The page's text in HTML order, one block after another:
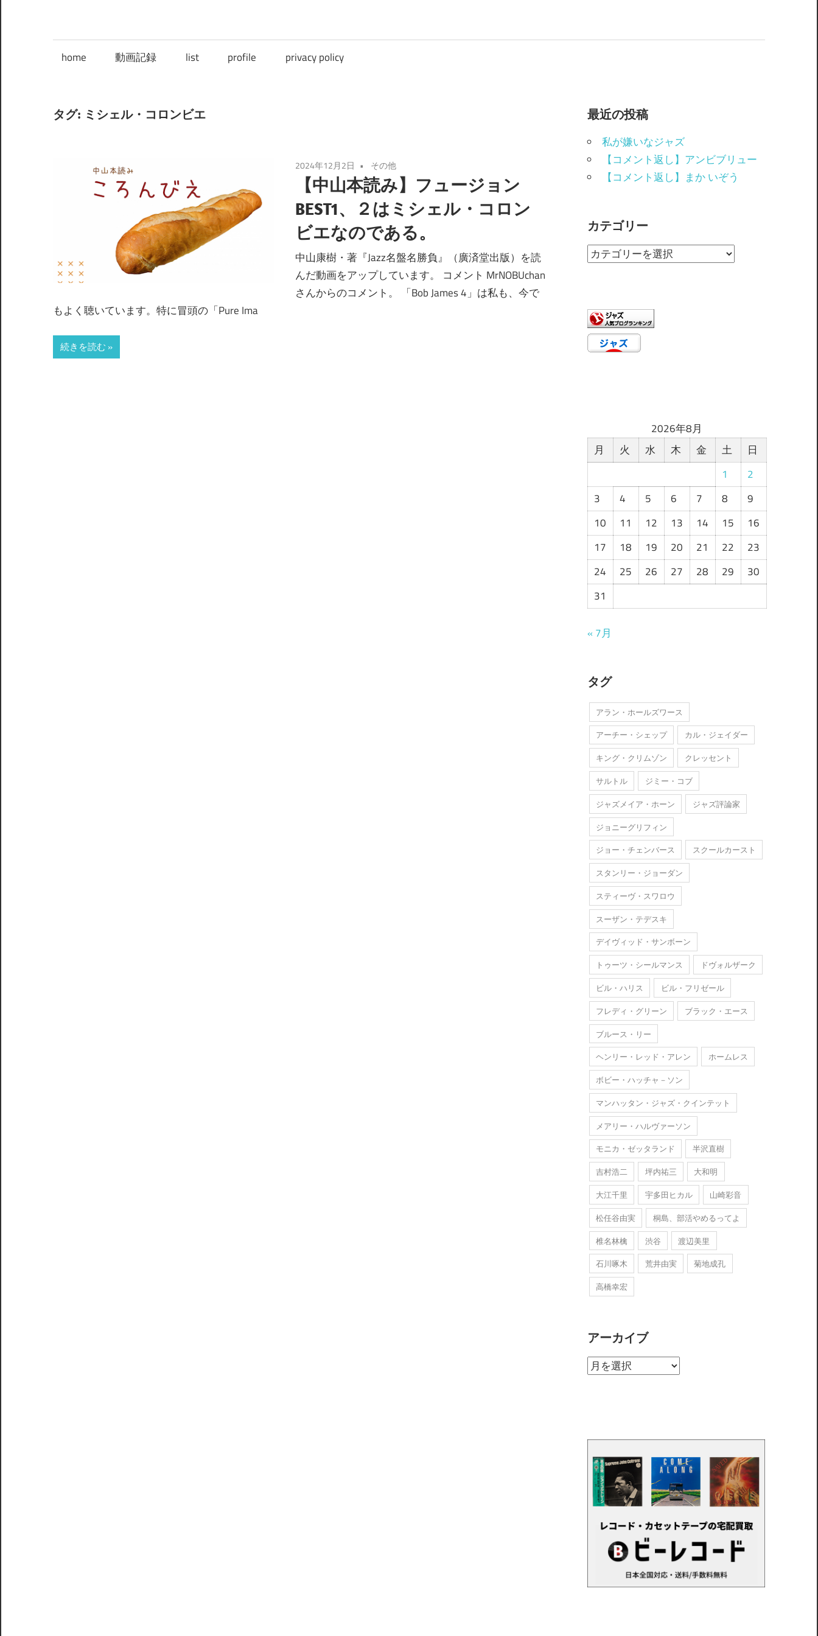
home 動画記録 list profile privacy policy
タグ: ミシェル・コロンビエ
2024年12月2日 その他
【中山本読み】フュージョン
BEST1、２はミシェル・コロン
ビエなのである。
中山康樹・著『Jazz名盤名勝負』（廣済堂出版）を読
んだ動画をアップしています。 コメント MrNOBUchan
さんからのコメント。 「Bob James 4」は私も、今で
もよく聴いています。特に冒頭の「Pure Ima
続きを読む
最近の投稿
私が嫌いなジャズ
【コメント返し】アンビブリュー
【コメント返し】まか いぞう
カテゴリー
カ
リ
ー
2026年8月
月
火 水 木 金 土
日
1
2
3
4 5 6 7 8
9
10
11 12 13 14 15
16
17
18 19 20 21 22
23
24
25 26 27 28 29
30
31
« 7月
タグ
アラン・ホールズワース
アーチー・シェップ
カル・ジェイダー
キング・クリムゾン
クレッセント
サルトル
ジミー・コブ
ジャズメイア・ホーン
ジャズ評論家
ジョニーグリフィン
ジョー・チェンバース
スクールカースト
スタンリー・ジョーダン
スティーヴ・スワロウ
スーザン・テデスキ
デイヴィッド・サンボーン
トゥーツ・シールマンス
ドヴォルザーク
ビル・ハリス
ビル・フリゼール
フレディ・グリーン
ブラック・エース
ブルース・リー
ヘンリー・レッド・アレン
ホームレス
ボビー・ハッチャ－ソン
マンハッタン・ジャズ・クインテット
メアリー・ハルヴァーソン
モニカ・ゼッタランド
半沢直樹
吉村浩二
坪内祐三
大和明
大江千里
宇多田ヒカル
山崎彩音
松任谷由実
桐島、部活やめるってよ
椎名林檎
渋谷
渡辺美里
石川啄木
荒井由実
菊地成孔
高橋幸宏
アーカイブ
ア